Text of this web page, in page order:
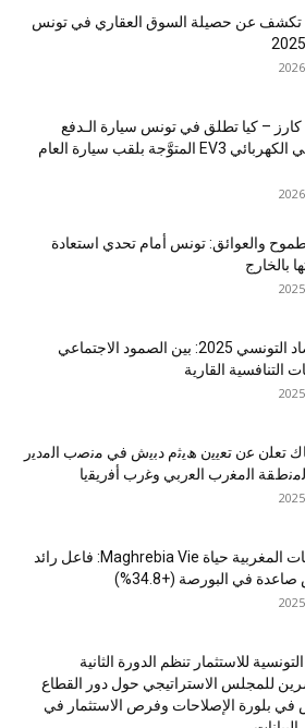
تكشف عن حصيلة السوق العقاري في تونس
– كيا تطلق في تونس سيارة الـدفع
الرباعي الكهربائي EV3 المتوَّجة بلقب سيارة العام
والعوائق: تونس أمام تحدي استعادة
بالخارج
الاقتصاد التونسي 2025: بين الصمود الاجتماعي
التنافسية القارية
ﺑﺎك ﺗﻌﻠن ﻋن ﺗﻌﯾﯾن ھﯾﺛم دﺑﯾش ﻓﻲ ﻣﻧﺻب اﻟﻣدﯾر
ﻟﻣﻧطﻘﺔ اﻟﻣﻐرب اﻟﻌرﺑﻲ وﻏرب أﻓرﯾﻘﯾﺎ
التأمينات المغربية حياة Maghrebia Vie: فاعل رائد
في البورصة (+34.8%)
التونسية للاستثمار تنظم الدورة الثانية
للمجلس الاستراتيجي حول دور القطاع
في بلورة الإصلاحات وفرص الاستثمار في